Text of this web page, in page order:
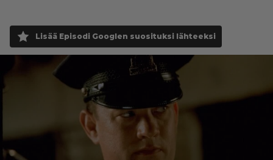
Lisää Episodi Googlen suosituksi lähteeksi